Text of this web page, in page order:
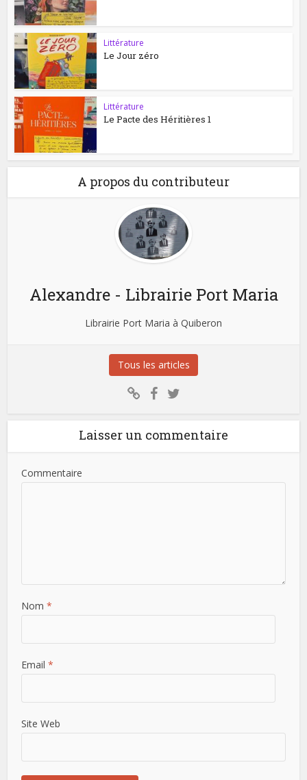
Littérature
Le Jour zéro
Littérature
Le Pacte des Héritières 1
A propos du contributeur
Alexandre - Librairie Port Maria
Librairie Port Maria à Quiberon
Tous les articles
Laisser un commentaire
Commentaire
Nom *
Email *
Site Web